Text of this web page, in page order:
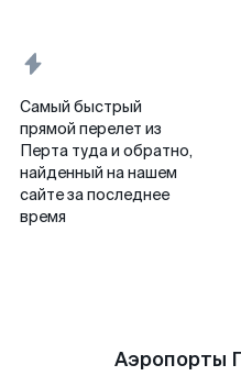
Самый быстрый
прямой перелет из
Перта туда и обратно,
найденный на нашем
сайте за последнее
время
Аэропорты